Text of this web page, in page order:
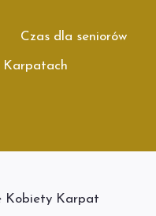
Czas dla seniorów
Karpatach
Kobiety Karpat